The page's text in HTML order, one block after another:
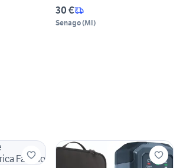
COLLONNINE
30 €
Senago(MI)